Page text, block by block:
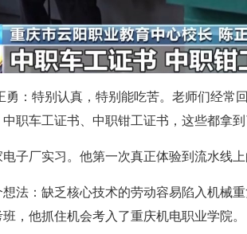
：特别认真，特别能吃苦。老师们经常
职车工证书、中职钳工证书，这些都拿到
子厂实习。他第一次真正体验到流水线上
法：缺乏核心技术的劳动容易陷入机械
，他抓住机会考入了重庆机电职业学院。